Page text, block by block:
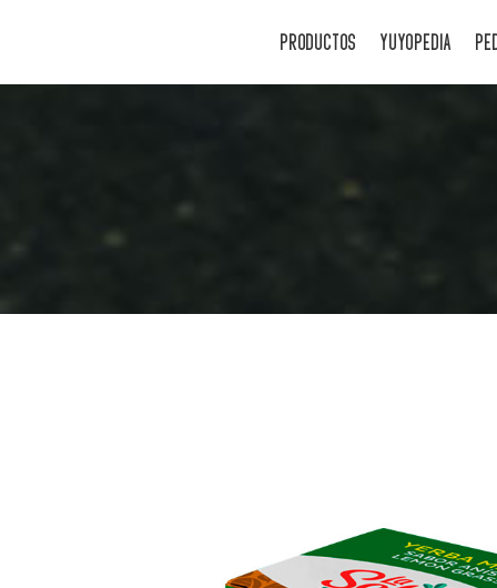
PRODUCTOS YUYOPEDIA